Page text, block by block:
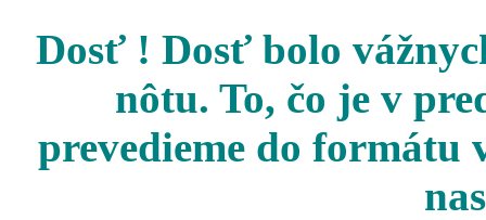
Dosť ! Dosť bolo
nôtu. To, čo je v
prevedieme do formátu